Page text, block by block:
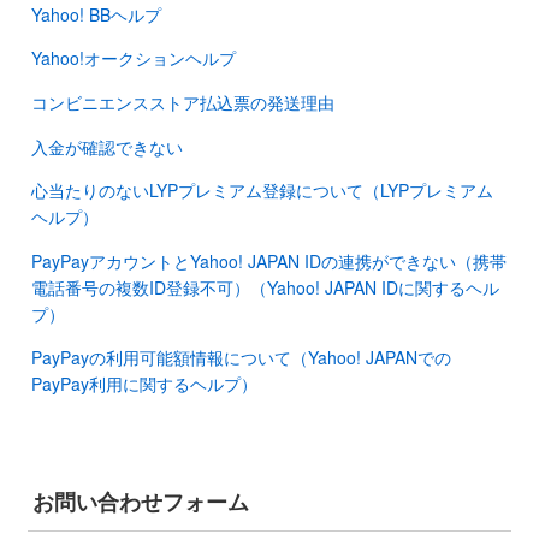
Yahoo! BBヘルプ
Yahoo!オークションヘルプ
コンビニエンスストア払込票の発送理由
入金が確認できない
心当たりのないLYPプレミアム登録について（LYPプレミアム
ヘルプ）
PayPayアカウントとYahoo! JAPAN IDの連携ができない（携帯
電話番号の複数ID登録不可）（Yahoo! JAPAN IDに関するヘル
プ）
PayPayの利用可能額情報について（Yahoo! JAPANでの
PayPay利用に関するヘルプ）
お問い合わせフォーム